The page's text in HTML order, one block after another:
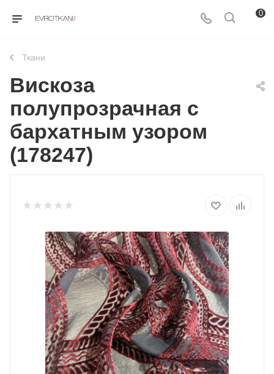
0
Ткани
Вискоза
полупрозрачная с
бархатным узором
(178247)